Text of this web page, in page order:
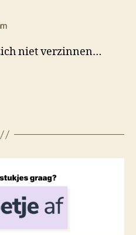
niet verzinnen…